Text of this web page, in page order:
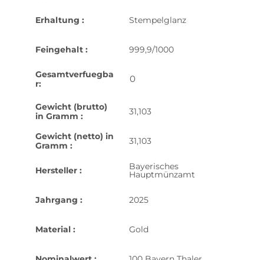
Erhaltung : Stempelglanz
Feingehalt : 999,9/1000
Gesamtverfuegba
r:
0
Gewicht (brutto)
in Gramm :
31,103
Gewicht (netto) in
Gramm :
31,103
Hersteller : Bayerisches
Hauptmünzamt
Jahrgang : 2025
Material : Gold